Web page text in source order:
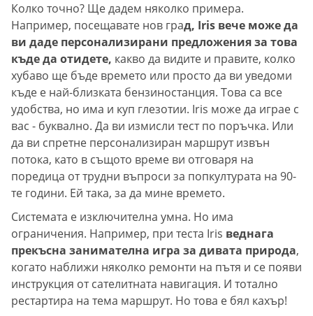
Колко точно? Ще дадем няколко примера.
Например, посещавате нов град, Iris вече може да
ви даде персонализирани предложения за това
къде да отидете, какво да видите и правите, колко
хубаво ще бъде времето или просто да ви уведоми
къде е най-близката бензиностанция. Това са все
удобства, но има и куп глезотии. Iris може да играе с
вас - буквално. Да ви измисли тест по поръчка. Или
да ви спретне персонализиран маршрут извън
потока, като в същото време ви отговаря на
поредица от трудни въпроси за попкултурата на 90-
те години. Ей така, за да мине времето.
Системата е изключителна умна. Но има
ограничения. Например, при теста Iris веднага
прекъсна занимателна игра за дивата природа,
когато наближи няколко ремонти на пътя и се появи
инструкция от сателитната навигация. И тотално
рестартира на тема маршрут. Но това е бял кахър!